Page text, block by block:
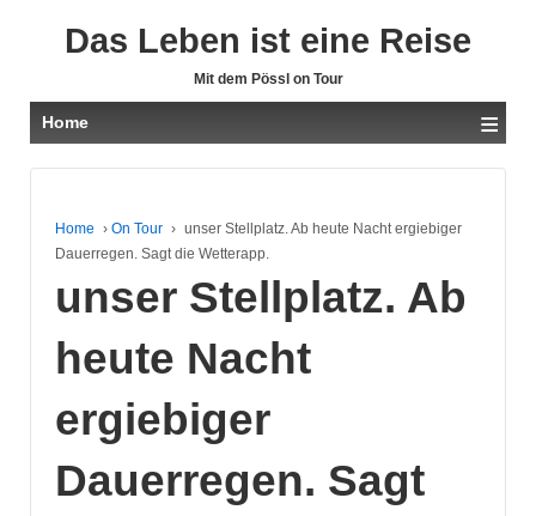
Das Leben ist eine Reise
Mit dem Pössl on Tour
Home ≡
Home › On Tour › unser Stellplatz. Ab heute Nacht ergiebiger
Dauerregen. Sagt die Wetterapp.
unser Stellplatz. Ab
heute Nacht
ergiebiger
Dauerregen. Sagt